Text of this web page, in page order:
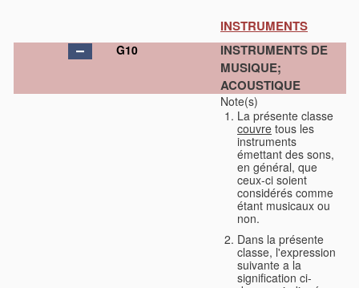
INSTRUMENTS
G10
INSTRUMENTS DE
MUSIQUE;
ACOUSTIQUE
Note(s)
La présente classe
couvre tous les
instruments
émettant des sons,
en général, que
ceux-ci soient
considérés comme
étant musicaux ou
non.
Dans la présente
classe, l'expression
suivante a la
signification ci-